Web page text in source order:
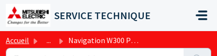
Passer au contenu principal
SERVICE TECHNIQUE
Accueil ... Navigation W300 PCO Détaillée CLIMAVENETA Chiller & H...